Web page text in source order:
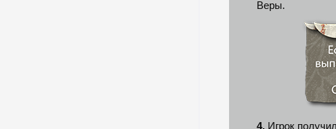
Веры.
4. Игрок